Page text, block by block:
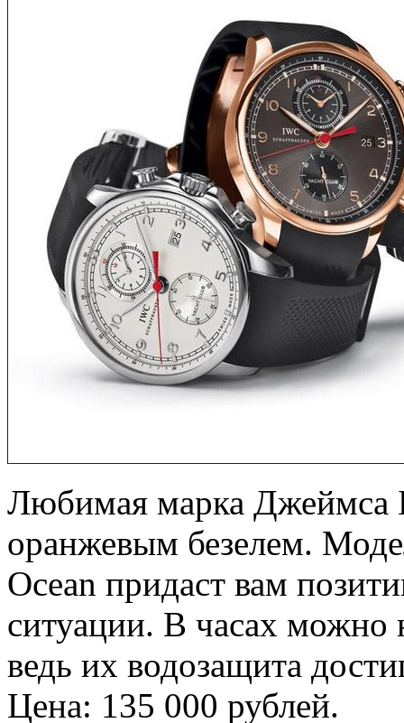
Любимая марка Джеймса
оранжевым безелем.
Ocean придаст вам
ситуации. В часах можно
ведь их водозащита
Цена: 135 000 рублей.